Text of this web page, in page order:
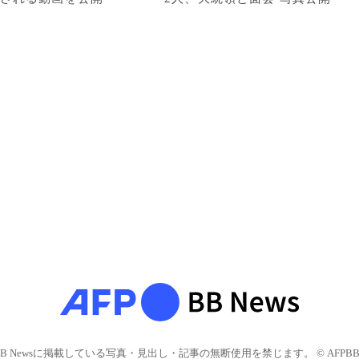
Newsに掲載している写真・見出し・記事の無断使用を禁じます。 © AFPBB